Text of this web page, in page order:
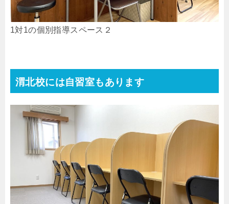
1対1の個別指導スペース２
渭北校には自習室もあります